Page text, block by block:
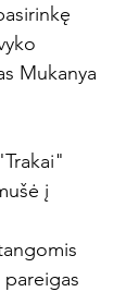
Mukanya
į